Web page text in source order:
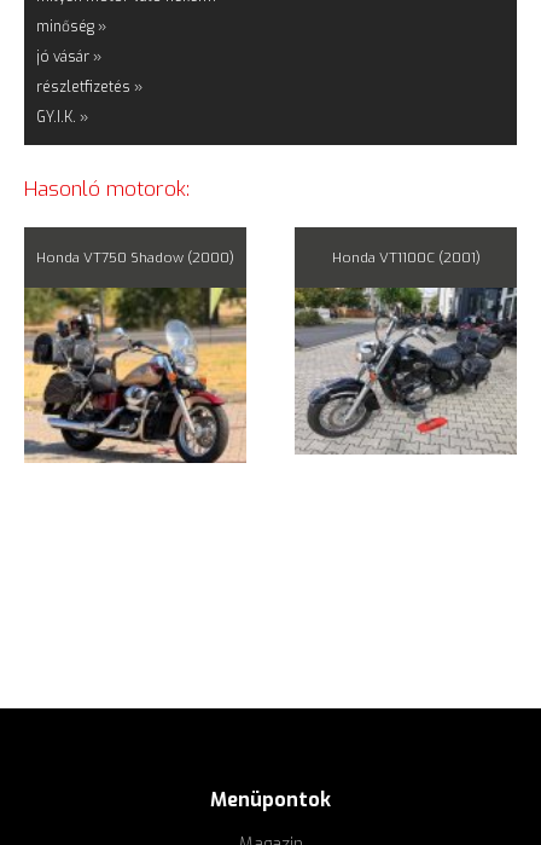
minőség »
jó vásár »
részletfizetés »
GY.I.K. »
Hasonló motorok:
Honda VT750 Shadow (2000) Honda VT1100C (2001)
Menüpontok